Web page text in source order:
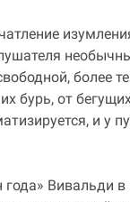
более
бурь, от
и у